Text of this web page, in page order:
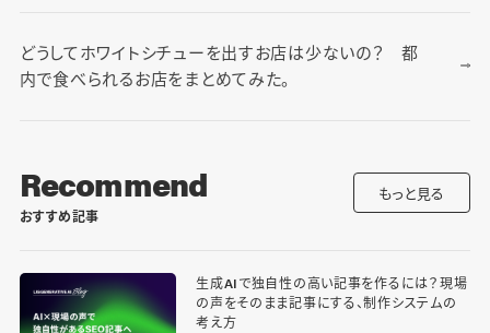
どうしてホワイトシチューを出すお店は少ないの？ 都
内で食べられるお店をまとめてみた。
Recommend
おすすめ記事
もっと見る
生成AIで独自性の高い記事を作るには？現場
の声をそのまま記事にする、制作システムの
考え方